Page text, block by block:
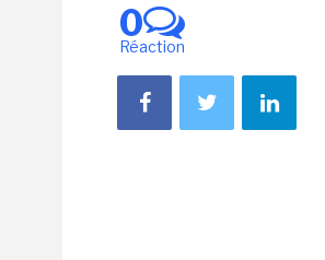
0
Réaction